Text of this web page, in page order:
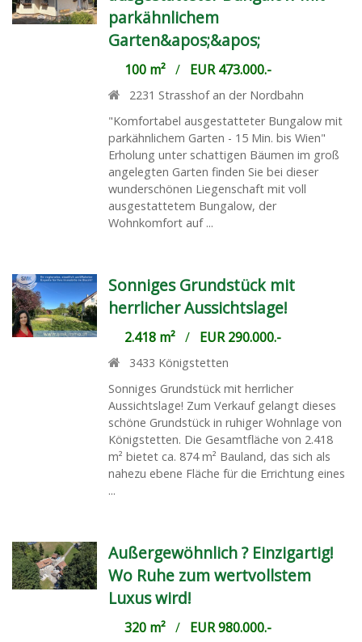
parkähnlichem
Garten&apos;&apos;
100 m²/ EUR 473.000.-
2231 Strasshof an der Nordbahn
"Komfortabel ausgestatteter Bungalow mit
parkähnlichem Garten - 15 Min. bis Wien"
Erholung unter schattigen Bäumen im groß
angelegten Garten finden Sie bei dieser
wunderschönen Liegenschaft mit voll
ausgestattetem Bungalow, der
Wohnkomfort auf ...
Sonniges Grundstück mit
herrlicher Aussichtslage!
2.418 m²/ EUR 290.000.-
3433 Königstetten
Sonniges Grundstück mit herrlicher
Aussichtslage! Zum Verkauf gelangt dieses
schöne Grundstück in ruhiger Wohnlage von
Königstetten. Die Gesamtfläche von 2.418
m² bietet ca. 874 m² Bauland, das sich als
nahezu ebene Fläche für die Errichtung eines
...
Außergewöhnlich ? Einzigartig!
Wo Ruhe zum wertvollstem
Luxus wird!
320 m²/ EUR 980.000.-